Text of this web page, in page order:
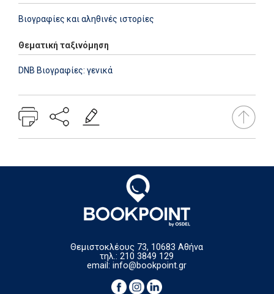
Βιογραφίες και αληθινές ιστορίες
Θεματική ταξινόμηση
DNB Βιογραφίες: γενικά
Θεμιστοκλέους 73, 10683 Αθήνα
τηλ.: 210 3849 129
email:info@bookpoint.gr